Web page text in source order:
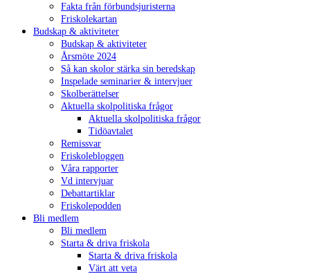
Fakta från förbundsjuristerna
Friskolekartan
Budskap & aktiviteter
Budskap & aktiviteter
Årsmöte 2024
Så kan skolor stärka sin beredskap
Inspelade seminarier & intervjuer
Skolberättelser
Aktuella skolpolitiska frågor
Aktuella skolpolitiska frågor
Tidöavtalet
Remissvar
Friskolebloggen
Våra rapporter
Vd intervjuar
Debattartiklar
Friskolepodden
Bli medlem
Bli medlem
Starta & driva friskola
Starta & driva friskola
Värt att veta